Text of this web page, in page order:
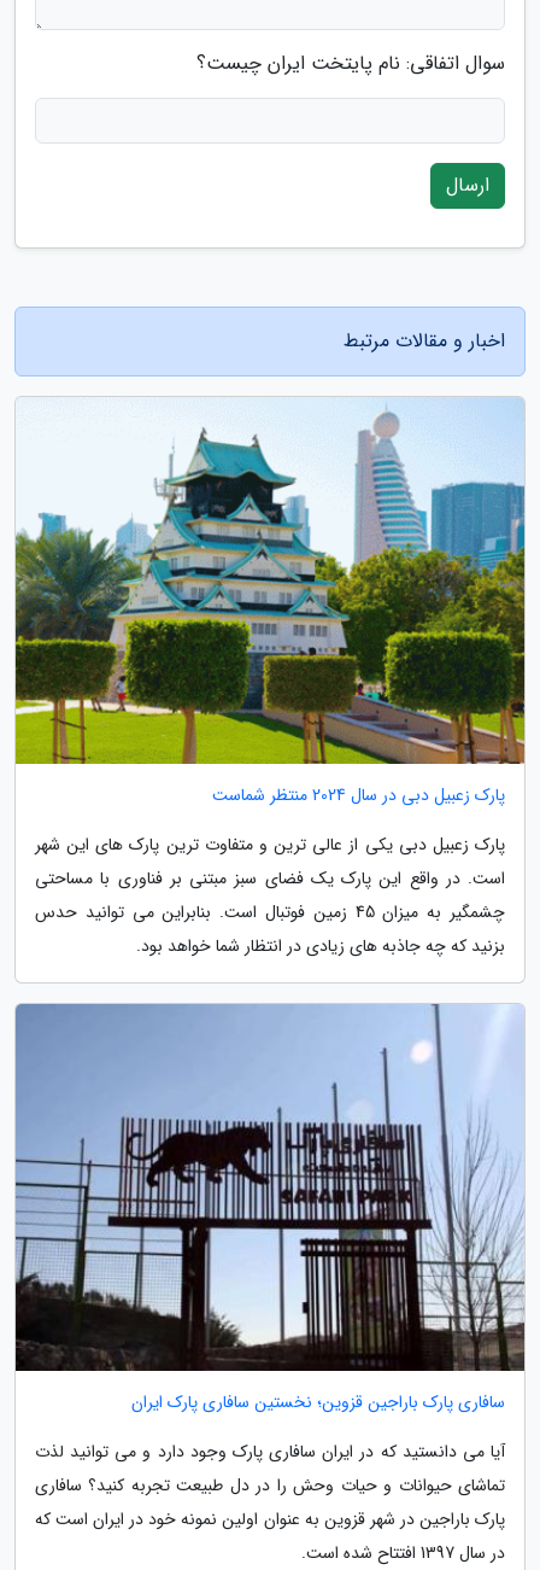
سوال اتفاقی: نام پایتخت ایران چیست؟
ارسال
اخبار و مقالات مرتبط
پارک زعبیل دبی در سال 2024 منتظر شماست
پارک زعبیل دبی یکی از عالی ترین و متفاوت ترین پارک های این شهر
است. در واقع این پارک یک فضای سبز مبتنی بر فناوری با مساحتی
چشمگیر به میزان 45 زمین فوتبال است. بنابراین می توانید حدس
بزنید که چه جاذبه های زیادی در انتظار شما خواهد بود.
سافاری پارک باراجین قزوین؛ نخستین سافاری پارک ایران
آیا می دانستید که در ایران سافاری پارک وجود دارد و می توانید لذت
تماشای حیوانات و حیات وحش را در دل طبیعت تجربه کنید؟ سافاری
پارک باراجین در شهر قزوین به عنوان اولین نمونه خود در ایران است که
در سال 1397 افتتاح شده است.